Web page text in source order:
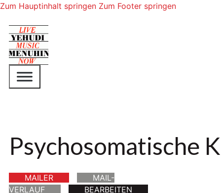
Zum Hauptinhalt springen Zum Footer springen
Psychosomatische
MAILER
MAIL-
VERLAUF
BEARBEITEN